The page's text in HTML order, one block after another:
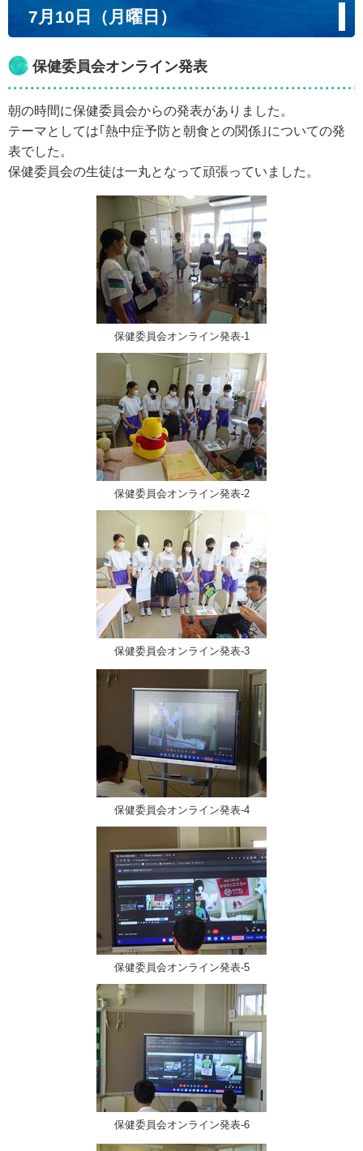
7月10日（月曜日）
保健委員会オンライン発表
朝の時間に保健委員会からの発表がありました。
テーマとしては｢熱中症予防と朝食との関係｣についての発
表でした。
保健委員会の生徒は一丸となって頑張っていました。
保健委員会オンライン発表-1
保健委員会オンライン発表-2
保健委員会オンライン発表-3
保健委員会オンライン発表-4
保健委員会オンライン発表-5
保健委員会オンライン発表-6